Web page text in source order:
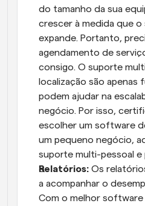
do tamanho da sua
crescer à medida que o
expande. Portanto,
agendamento de
consigo. O suporte
localização são apenas
podem ajudar na
negócio. Por isso,
escolher um software
um pequeno negócio,
suporte multi-pessoal e
Relatórios: Os
a acompanhar o
Com o melhor software